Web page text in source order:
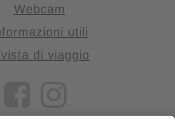
Webcam
utili
di viaggio